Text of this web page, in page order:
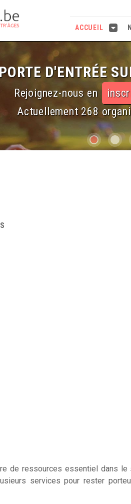
ACCUEIL
D'ENTRÉE
Rejoignez-nous en
Actuellement 268
de ressources essentiel dans le
services pour rester